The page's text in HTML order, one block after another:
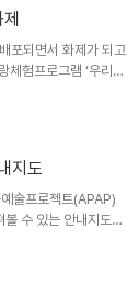
searchte
포되면서 화제가 되고
체험프로그램 ‘우리동
부착하는 활동을 진행
충탑 정화활동 등을
한 결과를 바탕으로
지도
술프로젝트(APAP)
수 있는 안내지도를
거울 미로(예페 하인),